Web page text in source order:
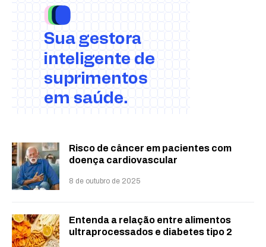
Risco de câncer em pacientes com
doença cardiovascular
8 de outubro de 2025
Entenda a relação entre alimentos
ultraprocessados e diabetes tipo 2